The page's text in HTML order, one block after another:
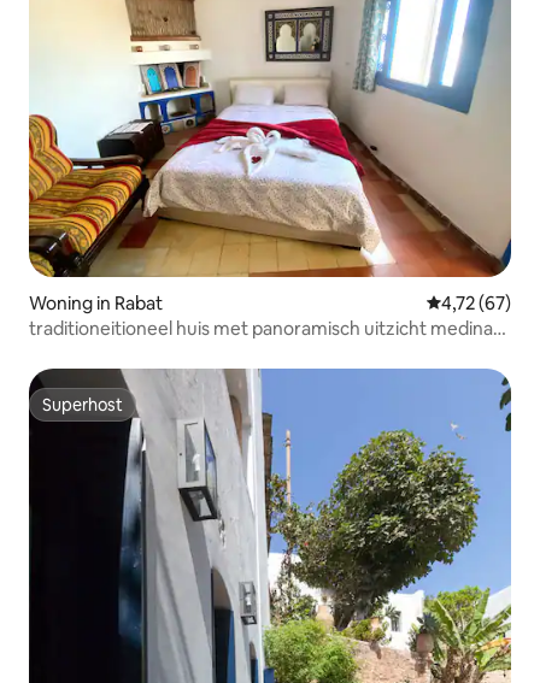
Woning in Rabat Gemiddelde
4,72 (67)
traditioneitioneel huis met panoramisch uitzicht medina
Superhost
Superhost